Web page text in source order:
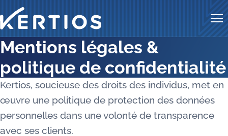
Mentions légales &
politique de confidentialité
Kertios, soucieuse des droits des individus, met en
œuvre une politique de protection des données
personnelles dans une volonté de transparence
avec ses clients.